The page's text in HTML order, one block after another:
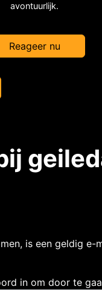
avontuurlijk.
Reageer nu
is een geldig e-
in om door te